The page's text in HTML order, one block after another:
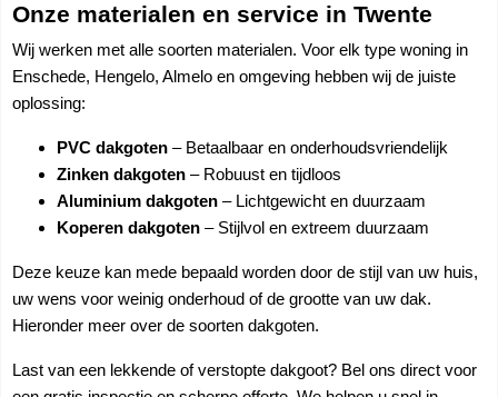
Onze materialen en service in Twente
Wij werken met alle soorten materialen. Voor elk type woning in
Enschede, Hengelo, Almelo en omgeving hebben wij de juiste
oplossing:
PVC dakgoten – Betaalbaar en onderhoudsvriendelijk
Zinken dakgoten – Robuust en tijdloos
Aluminium dakgoten – Lichtgewicht en duurzaam
Koperen dakgoten – Stijlvol en extreem duurzaam
Deze keuze kan mede bepaald worden door de stijl van uw huis,
uw wens voor weinig onderhoud of de grootte van uw dak.
Hieronder meer over de soorten dakgoten.
Last van een lekkende of verstopte dakgoot? Bel ons direct voor